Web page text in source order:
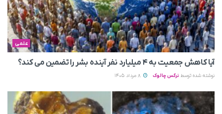
علمی
آیا کاهش جمعیت به ۴ میلیارد نفر آینده بشر را تضمین می‌ کند؟
نوشته شده توسط نرگس چالوک